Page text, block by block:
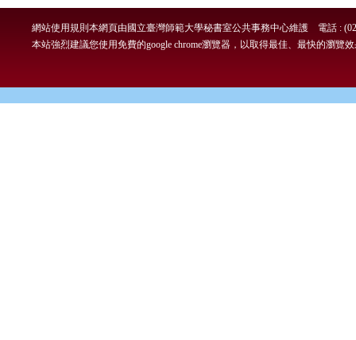
本網頁由國立臺灣師範大學秘書室公共事務中心維護 電話 :
網站使用規則
本站強烈建議您使用免費的google chrome瀏覽器，以取得最佳、最快的瀏覽